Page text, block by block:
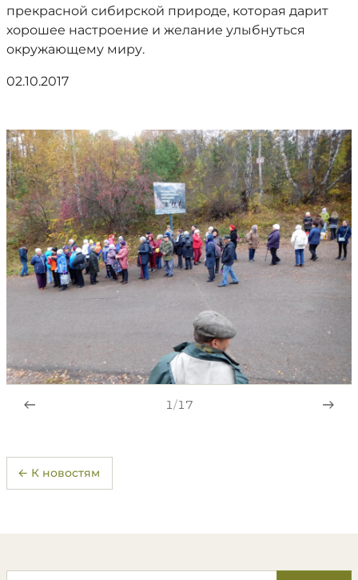
прекрасной сибирской природе, которая дарит
хорошее настроение и желание улыбнуться
окружающему миру.
02.10.2017
1/17
← К новостям